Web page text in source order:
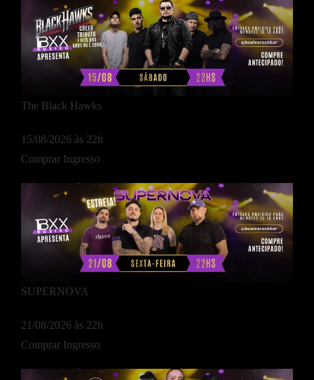
The Black Hawks
15/08/2026 às 22h
Comprar Ingresso
SUPERNOVA
21/08/2026 às 22h
Comprar Ingresso